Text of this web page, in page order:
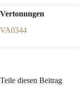
Vertonungen
VA0344
Teile diesen Beitrag